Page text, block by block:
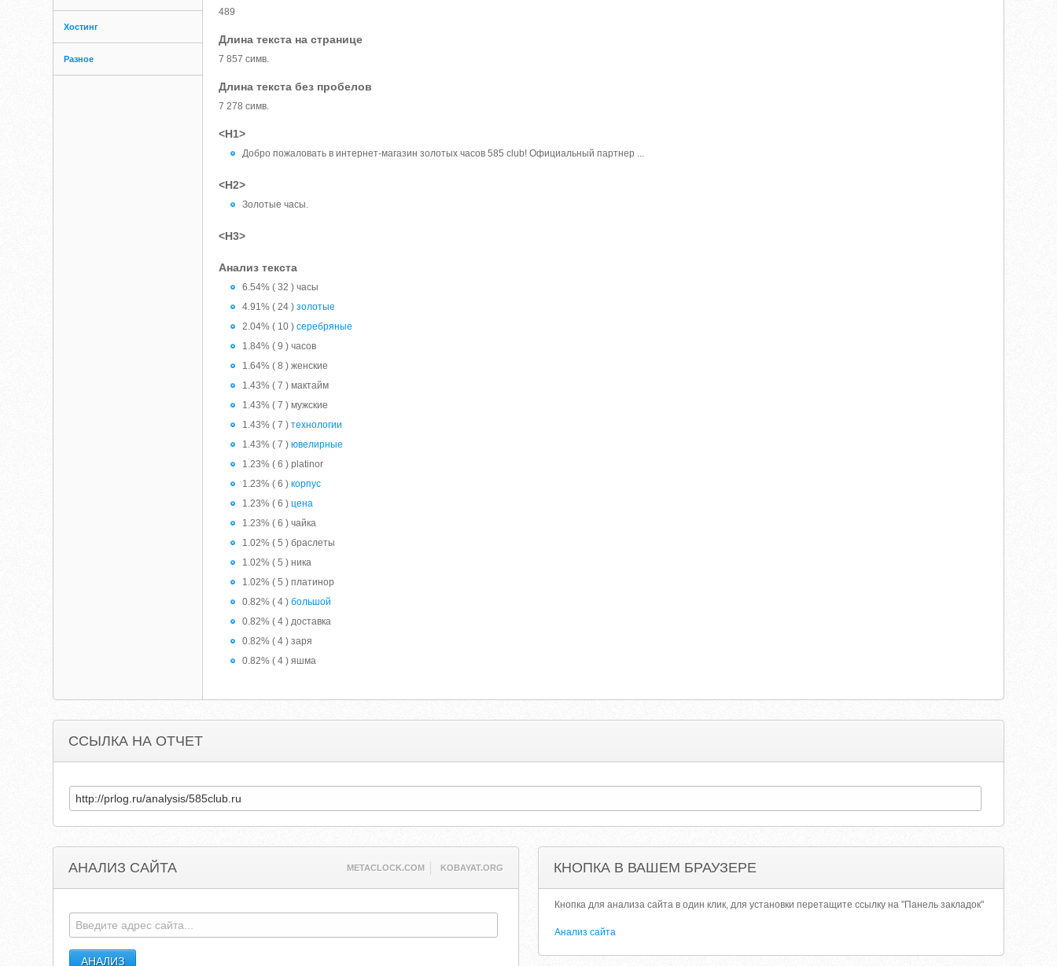
Хостинг
Разное
489
Длина текста на странице
7 857 симв.
Длина текста без пробелов
7 278 симв.
<H1>
Добро пожаловать в интернет-магазин золотых часов 585 club! Официальный партнер ...
<H2>
Золотые часы.
<H3>
Анализ текста
6.54% ( 32 ) часы
4.91% ( 24 )золотые
2.04% ( 10 )серебряные
1.84% ( 9 ) часов
1.64% ( 8 ) женские
1.43% ( 7 ) мактайм
1.43% ( 7 ) мужские
1.43% ( 7 )технологии
1.43% ( 7 )ювелирные
1.23% ( 6 ) platinor
1.23% ( 6 )корпус
1.23% ( 6 )цена
1.23% ( 6 ) чайка
1.02% ( 5 ) браслеты
1.02% ( 5 ) ника
1.02% ( 5 ) платинор
0.82% ( 4 )большой
0.82% ( 4 ) доставка
0.82% ( 4 ) заря
0.82% ( 4 ) яшма
ССЫЛКА НА ОТЧЕТ
АНАЛИЗ САЙТА METACLOCK.COM KOBAYAT.ORG КНОПКА В ВАШЕМ БРАУЗЕРЕ
Кнопка для анализа сайта в один клик, для установки перетащите ссылку на "Панель закладок"
Анализ сайта